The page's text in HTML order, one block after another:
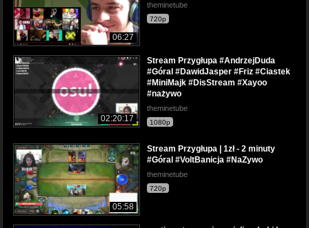
06:27
theminetube
720p
02:20:17
Stream Przygłupa #AndrzejDuda
#Góral #DawidJasper #Friz #Ciastek
#MiniMajk #DisStream #Xayoo
#nażywo
theminetube
1080p
05:58
Stream Przygłupa | 1zł - 2 minuty
#Góral #VoltBanicja #NaZywo
theminetube
720p